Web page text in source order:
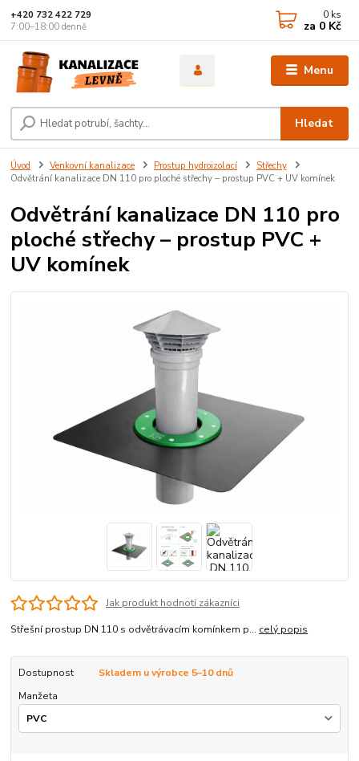
Menu
Hledat
+420 732 422 729
7:00–18:00 denně
0 ks
za 0 Kč
Úvod Venkovní kanalizace Prostup hydroizolací
Střechy
Odvětrání kanalizace DN 110 pro ploché střechy – prostup PVC + UV komínek
Odvětrání kanalizace DN 110 pro
ploché střechy – prostup PVC +
UV komínek
Jak produkt hodnotí zákazníci
Střešní prostup DN 110 s odvětrávacím komínkem p... celý popis
Dostupnost
Skladem u výrobce 5–10 dnů
Manžeta